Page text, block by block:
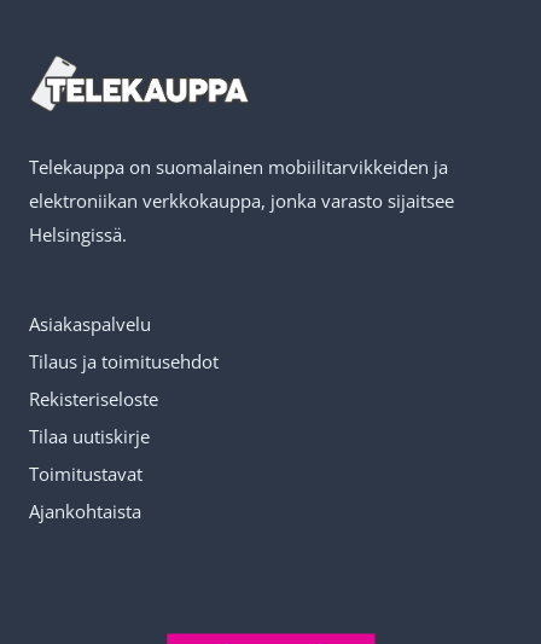
Telekauppa on suomalainen mobiilitarvikkeiden ja
elektroniikan verkkokauppa, jonka varasto sijaitsee
Helsingissä.
Asiakaspalvelu
Tilaus ja toimitusehdot
Rekisteriseloste
Tilaa uutiskirje
Toimitustavat
Ajankohtaista